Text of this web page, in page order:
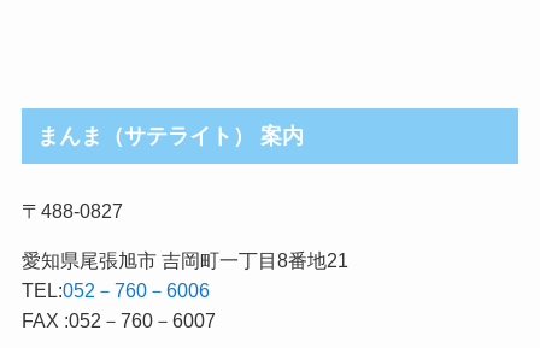
まんま（サテライト） 案内
〒488-0827
愛知県尾張旭市 吉岡町一丁目8番地21
TEL:052－760－6006
FAX :052－760－6007